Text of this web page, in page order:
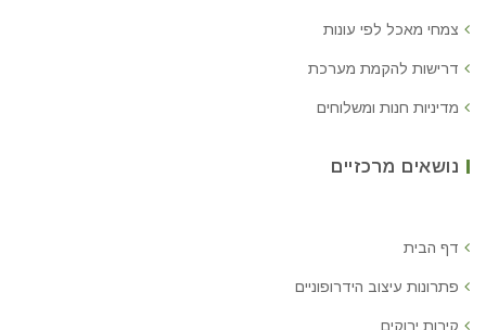
צמחי מאכל לפי עונות
דרישות להקמת מערכת
מדיניות חנות ומשלוחים
נושאים מרכזיים
דף הבית
פתרונות עיצוב הידרופוניים
קירות ירוקים